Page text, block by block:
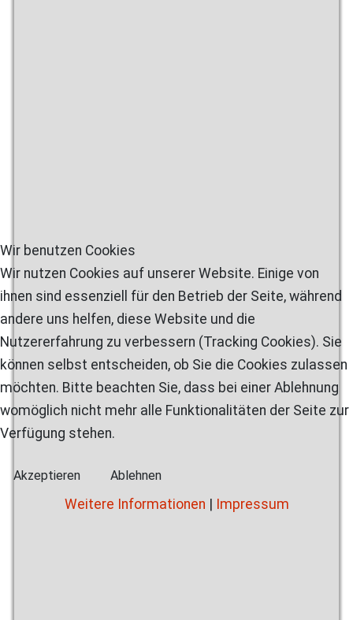
Wir benutzen Cookies
Wir nutzen Cookies auf unserer Website. Einige von
ihnen sind essenziell für den Betrieb der Seite, während
andere uns helfen, diese Website und die
Nutzererfahrung zu verbessern (Tracking Cookies). Sie
können selbst entscheiden, ob Sie die Cookies zulassen
möchten. Bitte beachten Sie, dass bei einer Ablehnung
womöglich nicht mehr alle Funktionalitäten der Seite zur
Verfügung stehen.
Akzeptieren Ablehnen
Weitere Informationen Impressum